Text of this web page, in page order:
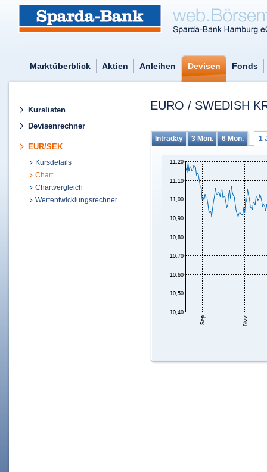
Marktüberblick Aktien Anleihen Devisen Fonds
Kurslisten
Devisenrechner
EUR/SEK
Kursdetails
Chart
Chartvergleich
Wertentwicklungsrechner
EURO / SWEDISH
Intraday 3 Mon. 6 Mon. 1